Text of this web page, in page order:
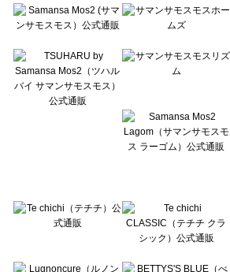
Te chichi（テチチ）のトップス一覧
Te chichi CLASSIC（テチチ クラシック）のトップス一覧
Lugnoncure（ルノンキュール）のトップス一覧
BETTY'S BLUE（べティーズブルー）のトップス一覧
Wpc.（ワールドパーティー）のトップス一覧